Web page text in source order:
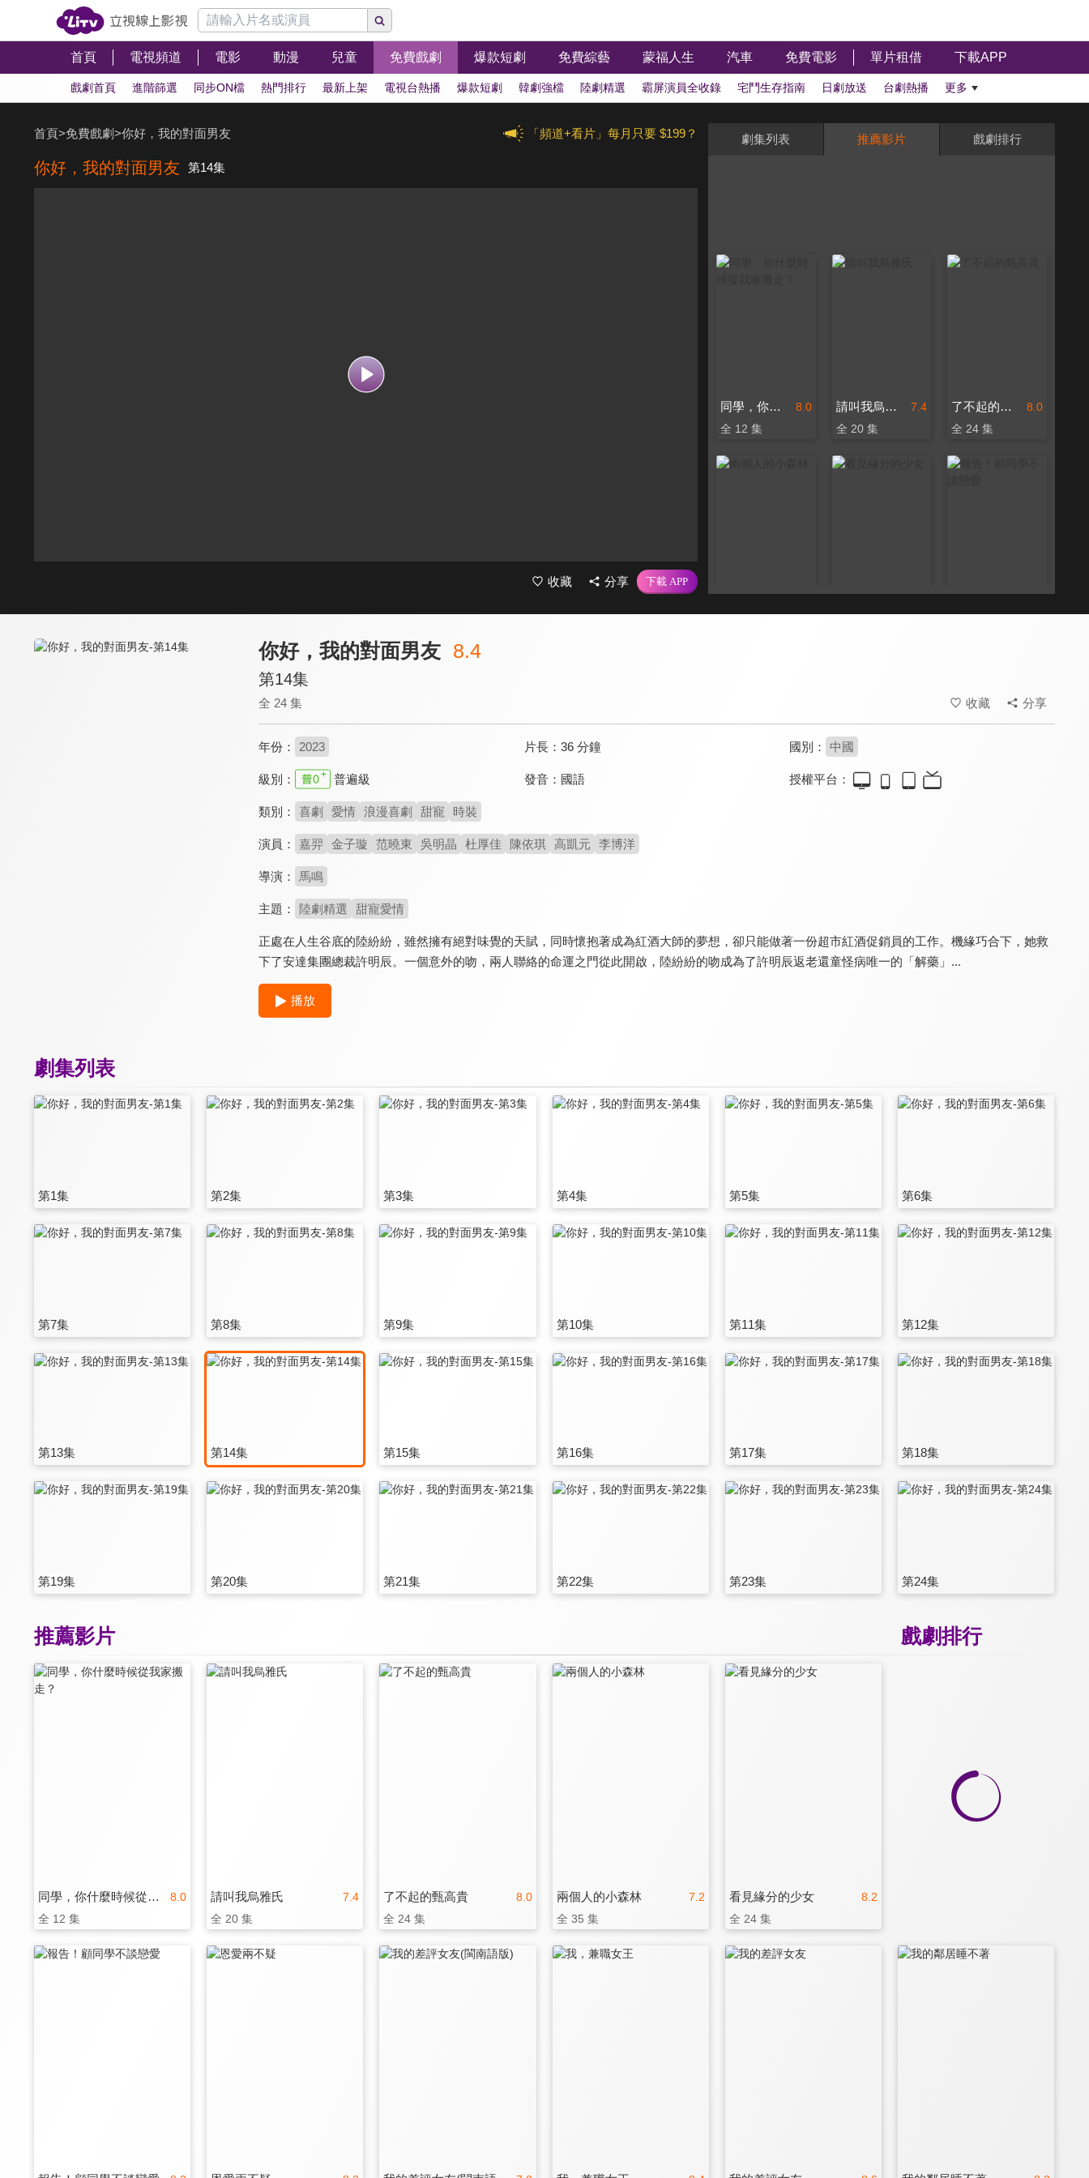
首頁 電視頻道 電影 動漫 兒童 免費戲劇 爆款短劇 免費綜藝 蒙福人生 汽車 免費電影 單片租借 下載APP
戲劇首頁 進階篩選 同步ON檔 熱門排行 最新上架 電視台熱播 爆款短劇 韓劇強檔 陸劇精選 霸屏演員全收錄 宅鬥生存指南 日劇放送 台劇熱播 更多
「頻道+看片」每月只要 $199？
首頁>免費戲劇>你好，我的對面男友
你好，我的對面男友 第14集
收藏 分享
劇集列表 推薦影片 戲劇排行
8.0
同學，你什麼時候從我家搬走？
全 12 集
7.4
請叫我烏雅氏
全 20 集
8.0
了不起的甄高貴
全 24 集
你好，我的對面男友 8.4
第14集
全 24 集 收藏 分享
年份： 2023 片長： 36 分鐘 國別： 中國
級別： 普遍級 發音： 國語 授權平台：
類別： 喜劇 愛情 浪漫喜劇 甜寵 時裝
演員： 嘉羿 金子璇 范曉東 吳明晶 杜厚佳 陳依琪 高凱元 李博洋
導演： 馬鳴
主題： 陸劇精選 甜寵愛情
正處在人生谷底的陸紛紛，雖然擁有絕對味覺的天賦，同時懷抱著成為紅酒大師的夢想，卻只能做著一份超市紅酒促銷員的工作。機緣巧合下，她救
下了安達集團總裁許明辰。一個意外的吻，兩人聯絡的命運之門從此開啟，陸紛紛的吻成為了許明辰返老還童怪病唯一的「解藥」...
播放
劇集列表
第1集 第2集 第3集 第4集 第5集 第6集
第7集 第8集 第9集 第10集 第11集 第12集
第13集 第14集 第15集 第16集 第17集 第18集
第19集 第20集 第21集 第22集 第23集 第24集
戲劇排行
推薦影片
8.0
同學，你什麼時候從我家搬走？
全 12 集
7.4
請叫我烏雅氏
全 20 集
8.0
了不起的甄高貴
全 24 集
7.2
兩個人的小森林
全 35 集
8.2
看見緣分的少女
全 24 集